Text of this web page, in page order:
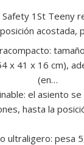
1St Teeny
acostada,
x 41 x 16 cm),
(en…
el asiento se
hasta la
ultraligero: pesa